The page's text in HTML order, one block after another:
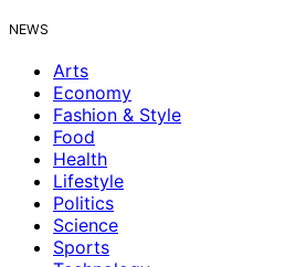
NEWS
Arts
Economy
Fashion & Style
Food
Health
Lifestyle
Politics
Science
Sports